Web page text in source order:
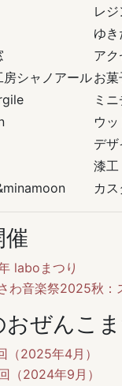
レ
ゆき
ア
房シャノアールお菓
ミ
ウ
デザ
漆工
カ
催
laboまつり
わ音楽祭2025秋
おぜんこ
（2025年4月）
（2024年9月）